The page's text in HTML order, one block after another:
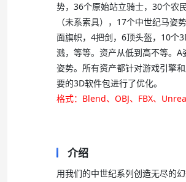
势，36个原始站立骑士，30个农
（未系索具），17个中世纪马姿
面旗帜，4把剑，6顶头盔，10个
溅，等等。资产从低到高不等。A
姿势。所有资产都针对游戏引擎
要的3D软件包进行了优化。
格式：Blend、OBJ、FBX、
介绍
用我们的中世纪系列创造无尽的